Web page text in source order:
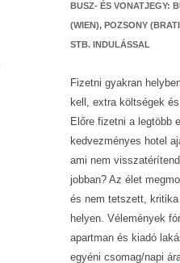
BUSZ- ÉS VONATJEGY:
(WIEN), POZSONY
STB. INDULÁSSAL
Fizetni gyakran
kell, extra költségek
Előre fizetni a legtöbb
kedvezményes hotel
ami nem
jobban? Az élet
és nem tetszett,
helyen. Vélemények
apartman és kiadó
egyéni csomag/napi